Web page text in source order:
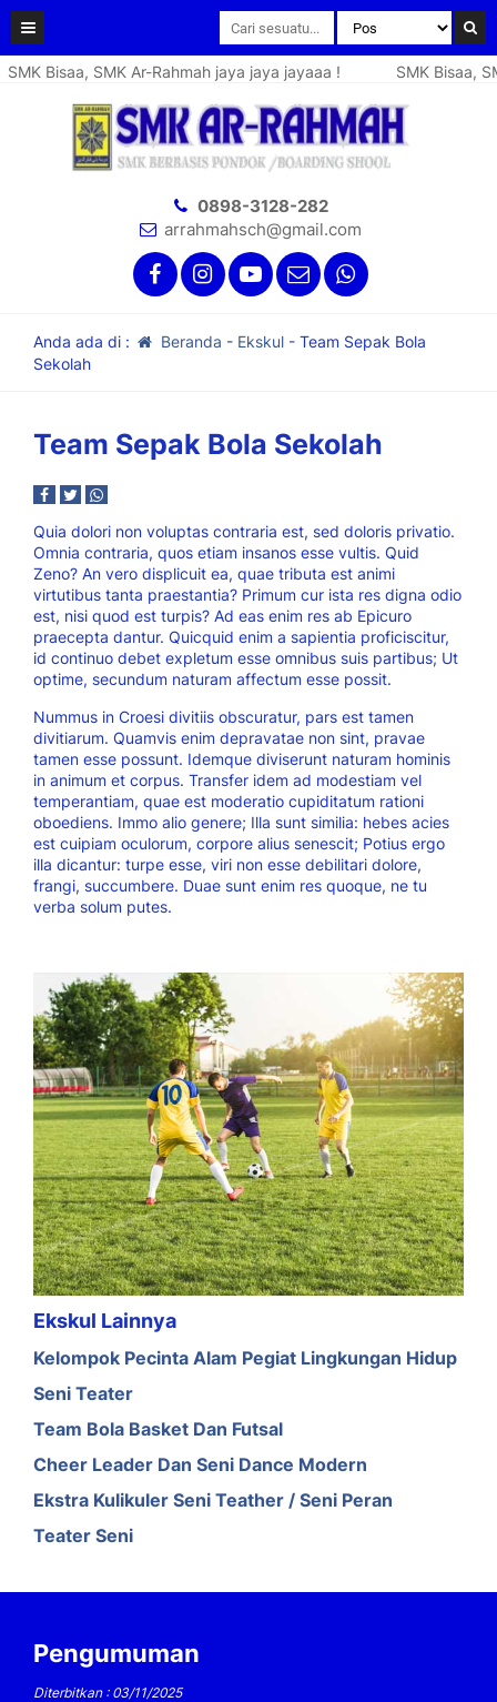
Bisaa, SMK Ar-Rahmah jaya jaya jayaaa ! SMK Bisaa,
0898-3128-282
arrahmahsch@gmail.com
Anda ada di : Beranda - Ekskul- Team Sepak Bola
Sekolah
Team Sepak Bola Sekolah
Quia dolori non voluptas contraria est, sed doloris privatio.
Omnia contraria, quos etiam insanos esse vultis. Quid
Zeno? An vero displicuit ea, quae tributa est animi
virtutibus tanta praestantia? Primum cur ista res digna odio
est, nisi quod est turpis? Ad eas enim res ab Epicuro
praecepta dantur. Quicquid enim a sapientia proficiscitur,
id continuo debet expletum esse omnibus suis partibus; Ut
optime, secundum naturam affectum esse possit.
Nummus in Croesi divitiis obscuratur, pars est tamen
divitiarum. Quamvis enim depravatae non sint, pravae
tamen esse possunt. Idemque diviserunt naturam hominis
in animum et corpus. Transfer idem ad modestiam vel
temperantiam, quae est moderatio cupiditatum rationi
oboediens. Immo alio genere; Illa sunt similia: hebes acies
est cuipiam oculorum, corpore alius senescit; Potius ergo
illa dicantur: turpe esse, viri non esse debilitari dolore,
frangi, succumbere. Duae sunt enim res quoque, ne tu
verba solum putes.
Ekskul Lainnya
Kelompok Pecinta Alam Pegiat Lingkungan Hidup
Seni Teater
Team Bola Basket Dan Futsal
Cheer Leader Dan Seni Dance Modern
Ekstra Kulikuler Seni Teather / Seni Peran
Teater Seni
Pengumuman
Diterbitkan : 03/11/2025